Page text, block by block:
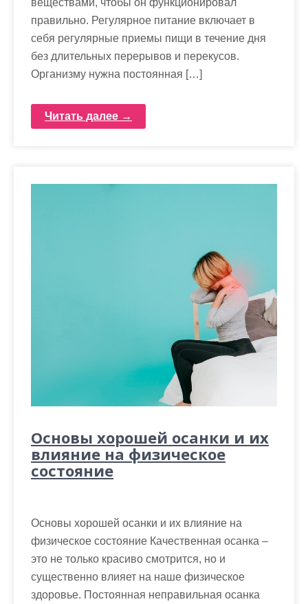
веществами, чтобы он функционировал
правильно. Регулярное питание включает в
себя регулярные приемы пищи в течение дня
без длительных перерывов и перекусов.
Организму нужна постоянная […]
Читать далее →
Основы хорошей осанки и их
влияние на физическое
состояние
Основы хорошей осанки и их влияние на
физическое состояние Качественная осанка –
это не только красиво смотрится, но и
существенно влияет на наше физическое
здоровье. Постоянная неправильная осанка